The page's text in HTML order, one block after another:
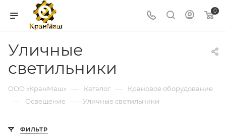
0
Уличные
светильники
ООО «КранМаш» — Каталог — Крановое оборудование
— Освещение — Уличные светильники
ФИЛЬТР